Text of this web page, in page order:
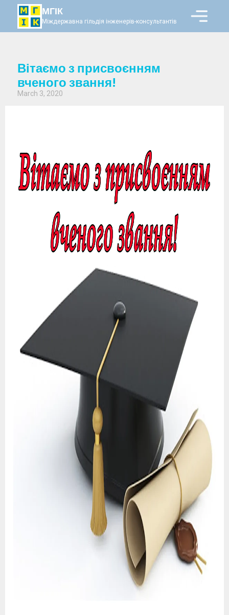
МГІК
Міждержавна гільдія інженерів-консультантів
Вітаємо з присвоєнням
вченого звання!
March 3, 2020